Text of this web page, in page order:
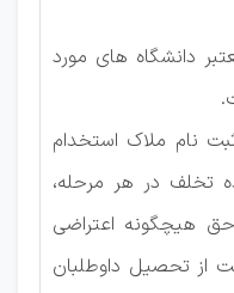
دانشگاه های مورد
ثبت نام ملاک استخدام
تخلف در هر مرحله،
هیچگونه اعتراضی
از تحصیل داوطلبان